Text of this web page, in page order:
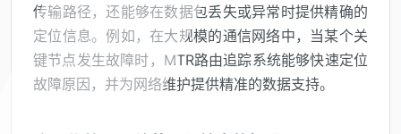
传输路径，还能够在数据包丢失或异常时提供精确的
定位信息。例如，在大规模的通信网络中，当某个关
键节点发生故障时，MTR路由追踪系统能够快速定位
故障原因，并为网络维护提供精准的数据支持。